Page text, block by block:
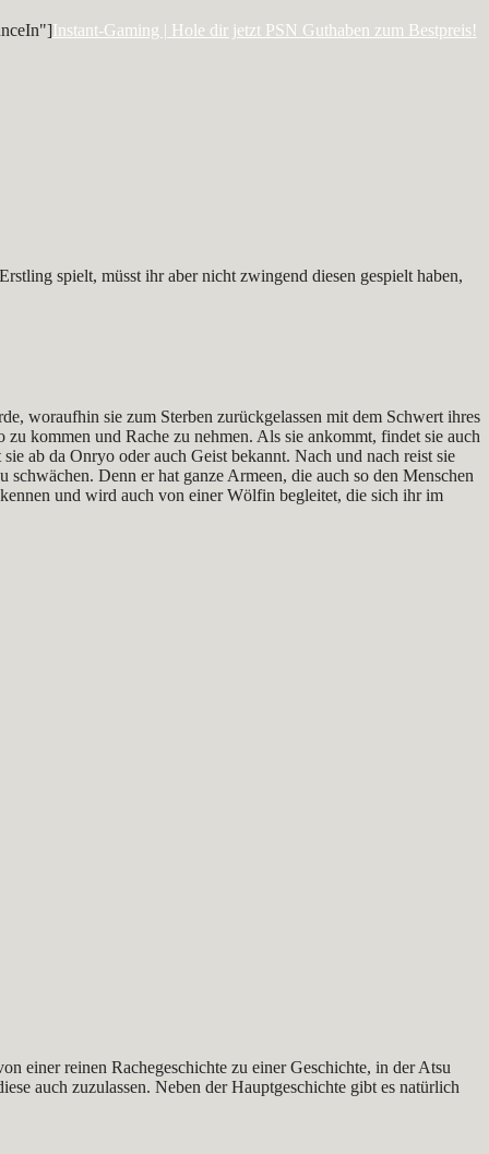
Instant-Gaming | Hole dir jetzt PSN Guthaben zum Bestpreis!
spielt, müsst ihr aber nicht zwingend diesen gespielt haben,
woraufhin sie zum Sterben zurückgelassen mit dem Schwert ihres
kommen und Rache zu nehmen. Als sie ankommt, findet sie auch
ab da Onryo oder auch Geist bekannt. Nach und nach reist sie
Denn er hat ganze Armeen, die auch so den Menschen
und wird auch von einer Wölfin begleitet, die sich ihr im
einer reinen Rachegeschichte zu einer Geschichte, in der Atsu
auch zuzulassen. Neben der Hauptgeschichte gibt es natürlich